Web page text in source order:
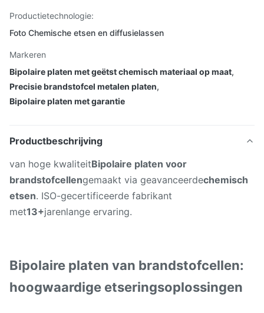
Productietechnologie:
Foto Chemische etsen en diffusielassen
Markeren
Bipolaire platen met geëtst chemisch materiaal op maat,
Precisie brandstofcel metalen platen,
Bipolaire platen met garantie
Productbeschrijving
van hoge kwaliteitBipolaire platen voor
brandstofcellengemaakt via geavanceerdechemisch
etsen. ISO-gecertificeerde fabrikant
met13+jarenlange ervaring.
Bipolaire platen van brandstofcellen:
hoogwaardige etseringsoplossingen